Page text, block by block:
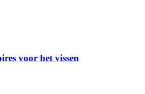
voor het vissen